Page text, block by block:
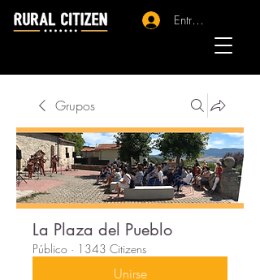
Entrar - Registro
Grupos
La Plaza del Pueblo
Público · 1343 Citizens
Unirse